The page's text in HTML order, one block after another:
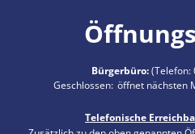
Bürgerbüro:(Telefon:
Klicken, um weitere Öffnungs-
Geschlossen: öffnet nächsten
Telefonische